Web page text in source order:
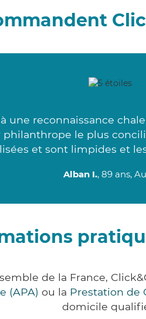
une reconnaissance
le plus
et sont limpides et
Alban I., 89 ans,
de la France,
(APA) ou la Prestation de
domicile